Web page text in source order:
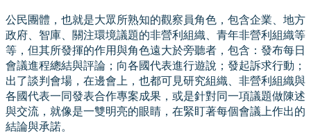
公民團體，也就是大眾所熟知的觀察員角色，包含企業、地方
政府、智庫、關注環境議題的非營利組織、青年非營利組織等
等，但其所發揮的作用與角色遠大於旁聽者，包含：發布每日
會議進程總結與評論；向各國代表進行遊說；發起訴求行動；
出了談判會場，在邊會上，也都可見研究組織、非營利組織與
各國代表一同發表合作專案成果，或是針對同一項議題做陳述
與交流，就像是一雙明亮的眼睛，在緊盯著每個會議上作出的
結論與承諾。